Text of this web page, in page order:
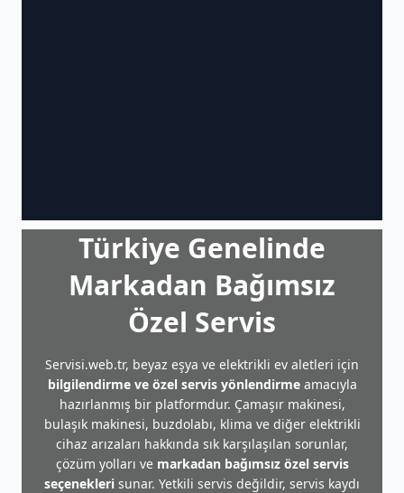
Türkiye Genelinde
Markadan Bağımsız
Özel Servis
Servisi.web.tr, beyaz eşya ve elektrikli ev aletleri için
bilgilendirme ve özel servis yönlendirmeamacıyla
hazırlanmış bir platformdur. Çamaşır makinesi,
bulaşık makinesi, buzdolabı, klima ve diğer elektrikli
cihaz arızaları hakkında sık karşılaşılan sorunlar,
çözüm yolları ve markadan bağımsız özel servis
seçenekleri sunar. Yetkili servis değildir, servis kaydı